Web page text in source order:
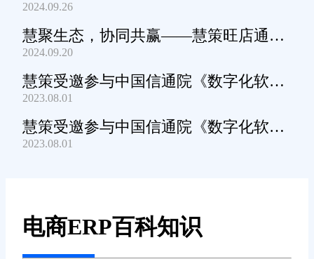
字化转型产品及服务全景图》
2024.09.26
慧聚生态，协同共赢——慧策旺店通生
态交流会深圳站圆满举办
2024.09.20
慧策受邀参与中国信通院《数字化软件
产品及服务能力》规范编制工作
2023.08.01
慧策受邀参与中国信通院《数字化软件
产品及服务能力》规范编制工作
2023.08.01
电商ERP百科知识